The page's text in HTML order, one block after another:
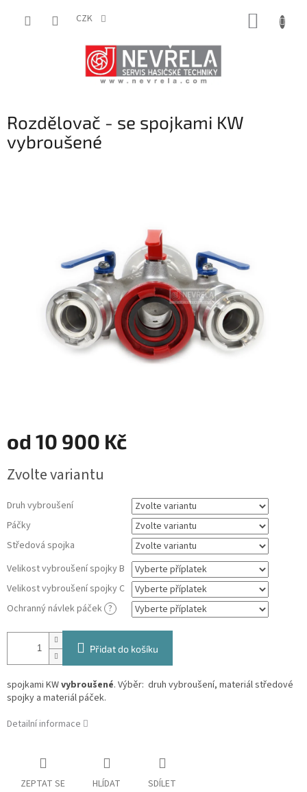
CZK
Rozdělovač - se spojkami KW
vybroušené
od 10 900 Kč
cena:
Zvolte variantu
Druh vybroušení
Páčky
Středová spojka
Velikost vybroušení spojky B
Velikost vybroušení spojky C
Ochranný návlek páček ?
Přidat do košíku
spojkami KWvybroušené. Výběr: druh vybroušení, materiál středové
spojky a materiál páček.
Detailní informace
ZEPTAT SE HLÍDAT SDÍLET